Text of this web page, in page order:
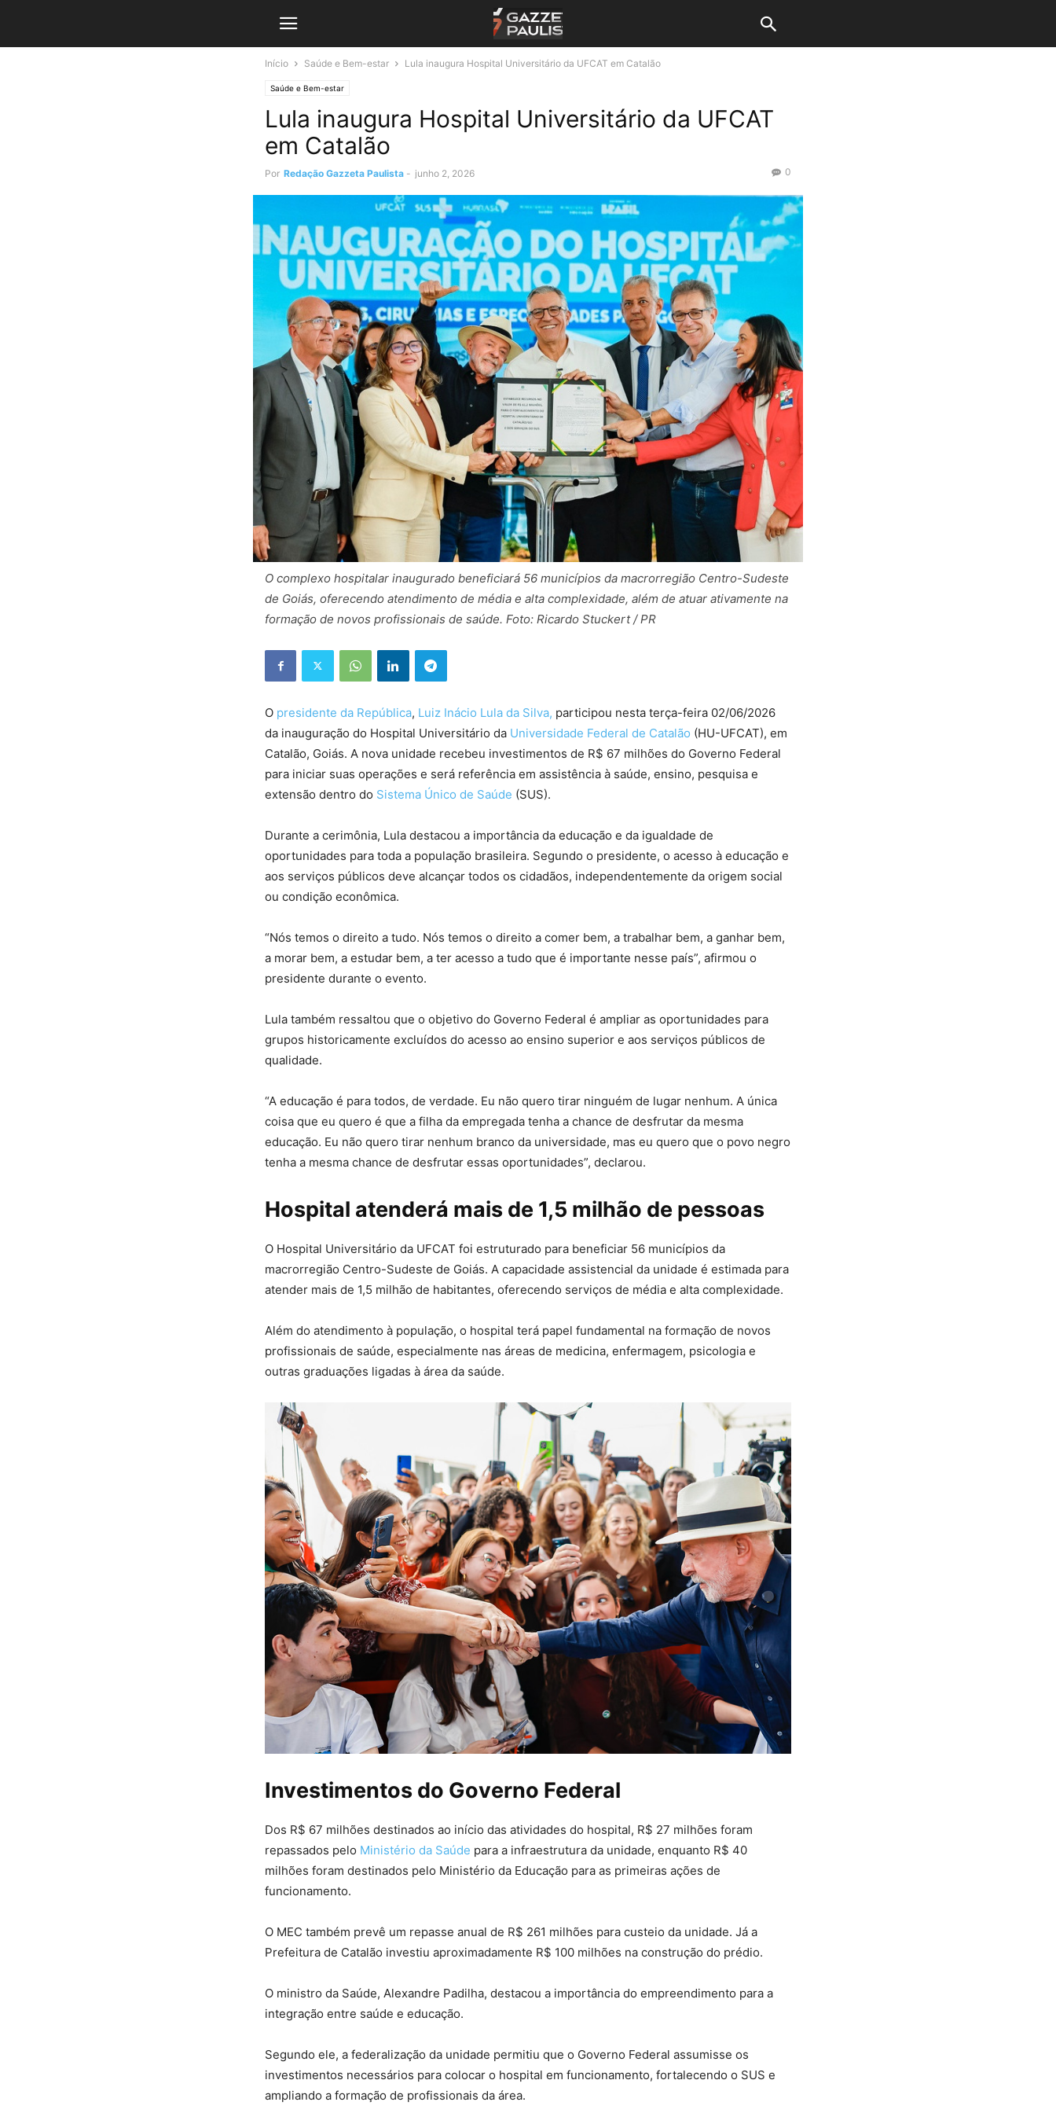
Início Saúde e Bem-estar Lula inaugura Hospital Universitário da UFCAT em Catalão
Saúde e Bem-estar
Lula inaugura Hospital Universitário da UFCAT
em Catalão
Por Redação Gazzeta Paulista - junho 2, 2026 0
O complexo hospitalar inaugurado beneficiará 56 municípios da macrorregião Centro-Sudeste
de Goiás, oferecendo atendimento de média e alta complexidade, além de atuar ativamente na
formação de novos profissionais de saúde. Foto: Ricardo Stuckert / PR
O presidente da República, Luiz Inácio Lula da Silva, participou nesta terça-feira 02/06/2026
da inauguração do Hospital Universitário da Universidade Federal de Catalão (HU-UFCAT), em
Catalão, Goiás. A nova unidade recebeu investimentos de R$ 67 milhões do Governo Federal
para iniciar suas operações e será referência em assistência à saúde, ensino, pesquisa e
extensão dentro do Sistema Único de Saúde (SUS).
Durante a cerimônia, Lula destacou a importância da educação e da igualdade de
oportunidades para toda a população brasileira. Segundo o presidente, o acesso à educação e
aos serviços públicos deve alcançar todos os cidadãos, independentemente da origem social
ou condição econômica.
“Nós temos o direito a tudo. Nós temos o direito a comer bem, a trabalhar bem, a ganhar bem,
a morar bem, a estudar bem, a ter acesso a tudo que é importante nesse país”, afirmou o
presidente durante o evento.
Lula também ressaltou que o objetivo do Governo Federal é ampliar as oportunidades para
grupos historicamente excluídos do acesso ao ensino superior e aos serviços públicos de
qualidade.
“A educação é para todos, de verdade. Eu não quero tirar ninguém de lugar nenhum. A única
coisa que eu quero é que a filha da empregada tenha a chance de desfrutar da mesma
educação. Eu não quero tirar nenhum branco da universidade, mas eu quero que o povo negro
tenha a mesma chance de desfrutar essas oportunidades”, declarou.
Hospital atenderá mais de 1,5 milhão de pessoas
O Hospital Universitário da UFCAT foi estruturado para beneficiar 56 municípios da
macrorregião Centro-Sudeste de Goiás. A capacidade assistencial da unidade é estimada para
atender mais de 1,5 milhão de habitantes, oferecendo serviços de média e alta complexidade.
Além do atendimento à população, o hospital terá papel fundamental na formação de novos
profissionais de saúde, especialmente nas áreas de medicina, enfermagem, psicologia e
outras graduações ligadas à área da saúde.
Investimentos do Governo Federal
Dos R$ 67 milhões destinados ao início das atividades do hospital, R$ 27 milhões foram
repassados pelo Ministério da Saúde para a infraestrutura da unidade, enquanto R$ 40
milhões foram destinados pelo Ministério da Educação para as primeiras ações de
funcionamento.
O MEC também prevê um repasse anual de R$ 261 milhões para custeio da unidade. Já a
Prefeitura de Catalão investiu aproximadamente R$ 100 milhões na construção do prédio.
O ministro da Saúde, Alexandre Padilha, destacou a importância do empreendimento para a
integração entre saúde e educação.
Segundo ele, a federalização da unidade permitiu que o Governo Federal assumisse os
investimentos necessários para colocar o hospital em funcionamento, fortalecendo o SUS e
ampliando a formação de profissionais da área.